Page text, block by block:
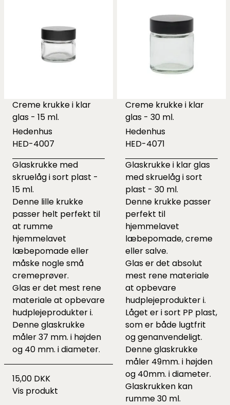
Creme krukke i klar
glas - 15 ml.
Hedenhus
HED-4007
Glaskrukke med
skruelåg i sort plast -
15 ml.
Denne lille krukke
passer helt perfekt til
at rumme
hjemmelavet
læbepomade eller
måske nogle små
cremeprøver.
Glas er det mest rene
materiale at opbevare
hudplejeprodukter i.
Denne glaskrukke
måler 37 mm. i højden
og 40 mm. i diameter.
15,00 DKK
Vis produkt
Creme krukke i klar
glas - 30 ml.
Hedenhus
HED-4071
Glaskrukke i klar glas
med skruelåg i sort
plast - 30 ml.
Denne krukke passer
perfekt til
hjemmelavet
læbepomade, creme
eller salve.
Glas er det absolut
mest rene materiale
at opbevare
hudplejeprodukter i.
Låget er i sort PP plast,
som er både lugtfrit
og genanvendeligt.
Denne glaskrukke
måler 49mm. i højden
og 40mm. i diameter.
Glaskrukken kan
rumme 30 ml.